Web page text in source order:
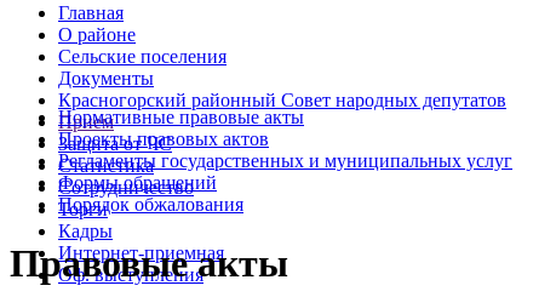
Главная
О районе
Сельские поселения
Документы
Красногорский районный Совет народных депутатов
Прием
Защита от ЧС
Статистика
Сотрудничество
Торги
Кадры
Интернет-приемная
Оф. выступления
Нормативные правовые акты
Проекты правовых актов
Регламенты государственных и муниципальных услуг
Формы обращений
Порядок обжалования
Правовые акты